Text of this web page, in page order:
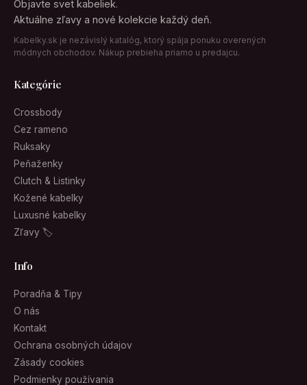
Objavte svet kabeliek.
Aktuálne zľavy a nové kolekcie každý deň.
Kabelky.sk je nezávislý katalóg, ktorý spája ponuku overených
módnych obchodov. Nákup prebieha priamo u predajcu.
Kategórie
Crossbody
Cez rameno
Ruksaky
Peňaženky
Clutch & Listinky
Kožené kabelky
Luxusné kabelky
Zľavy 🏷
Info
Poradňa & Tipy
O nás
Kontakt
Ochrana osobných údajov
Zásady cookies
Podmienky používania